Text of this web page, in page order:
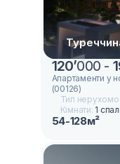
120’000 -
Апартаменти у
(00126)
Тип
Кімнати: 1
54-128м²